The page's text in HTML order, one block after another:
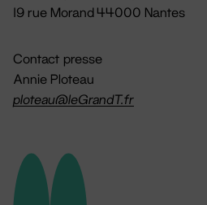
19 rue Morand 44000 Nantes
Contact presse
Annie Ploteau
ploteau@leGrandT.fr